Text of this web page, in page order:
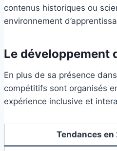
contenus historiques ou
environnement
Le développement
En plus de sa présence
compétitifs sont organisés
expérience inclusive et
Tendances en